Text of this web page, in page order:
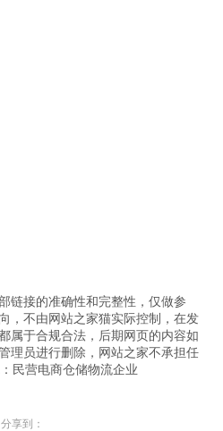
链接的准确性和完整性，仅做参
，不由网站之家猫实际控制，在发
属于合规合法，后期网页的内容如
理员进行删除，网站之家不承担任
民营电商仓储物流企业
分享到：